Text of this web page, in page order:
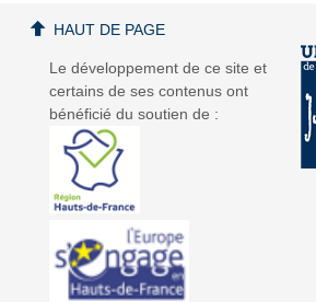
Le développement de ce site et
certains de ses contenus ont
bénéficié du soutien de :
HAUT DE PAGE